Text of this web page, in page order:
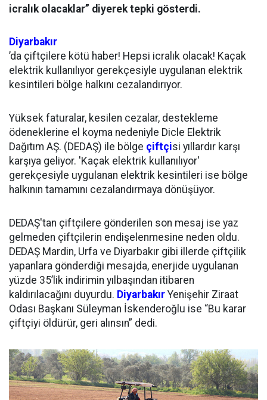
icralık olacaklar” diyerek tepki gösterdi.
Diyarbakır
’da çiftçilere kötü haber! Hepsi icralık olacak! Kaçak
elektrik kullanılıyor gerekçesiyle uygulanan elektrik
kesintileri bölge halkını cezalandırıyor.
Yüksek faturalar, kesilen cezalar, destekleme
ödeneklerine el koyma nedeniyle Dicle Elektrik
Dağıtım AŞ. (DEDAŞ) ile bölge çiftçisi yıllardır karşı
karşıya geliyor. 'Kaçak elektrik kullanılıyor'
gerekçesiyle uygulanan elektrik kesintileri ise bölge
halkının tamamını cezalandırmaya dönüşüyor.
DEDAŞ'tan çiftçilere gönderilen son mesaj ise yaz
gelmeden çiftçilerin endişelenmesine neden oldu.
DEDAŞ Mardin, Urfa ve Diyarbakır gibi illerde çiftçilik
yapanlara gönderdiği mesajda, enerjide uygulanan
yüzde 35’lik indirimin yılbaşından itibaren
kaldırılacağını duyurdu. Diyarbakır Yenişehir Ziraat
Odası Başkanı Süleyman İskenderoğlu ise “Bu karar
çiftçiyi öldürür, geri alınsın” dedi.